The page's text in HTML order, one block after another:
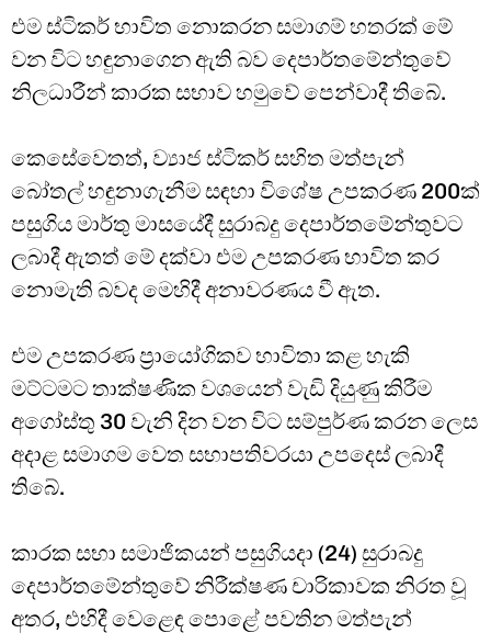
එම ස්ටිකර් භාවිත නොකරන සමාගම් හතරක් මේ
වන විට හඳුනාගෙන ඇති බව දෙපාර්තමේන්තුවේ
නිලධාරීන් කාරක සභාව හමුවේ පෙන්වාදී තිබේ.
කෙසේවෙතත්, ව්‍යාජ ස්ටිකර් සහිත මත්පැන්
බෝතල් හඳුනාගැනීම සඳහා විශේෂ උපකරණ 200ක්
පසුගිය මාර්තු මාසයේදී සුරාබදු දෙපාර්තමේන්තුවට
ලබාදී ඇතත් මේ දක්වා එම උපකරණ භාවිත කර
නොමැති බවද මෙහිදී අනාවරණය වී ඇත.
එම උපකරණ ප්‍රායෝගිකව භාවිතා කළ හැකි
මට්ටමට තාක්ෂණික වශයෙන් වැඩි දියුණු කිරීම
අගෝස්තු 30 වැනි දින වන විට සම්පුර්ණ කරන ලෙස
අදාළ සමාගම වෙත සභාපතිවරයා උපදෙස් ලබාදී
තිබේ.
කාරක සභා සමාජිකයන් පසුගියදා (24) සුරාබදු
දෙපාර්තමේන්තුවේ නිරීක්ෂණ චාරිකාවක නිරත වූ
අතර, එහිදී වෙළෙඳ පොළේ පවතින මත්පැන්